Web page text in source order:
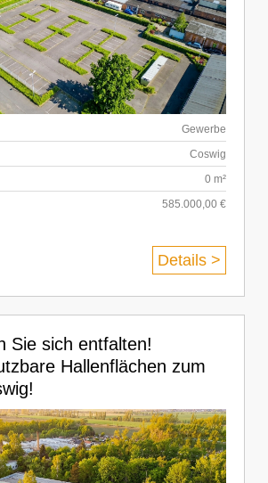
Gewerbe
Coswig
0 m²
585.000,00 €
Details >
Sie sich entfalten!
Hallenflächen zum